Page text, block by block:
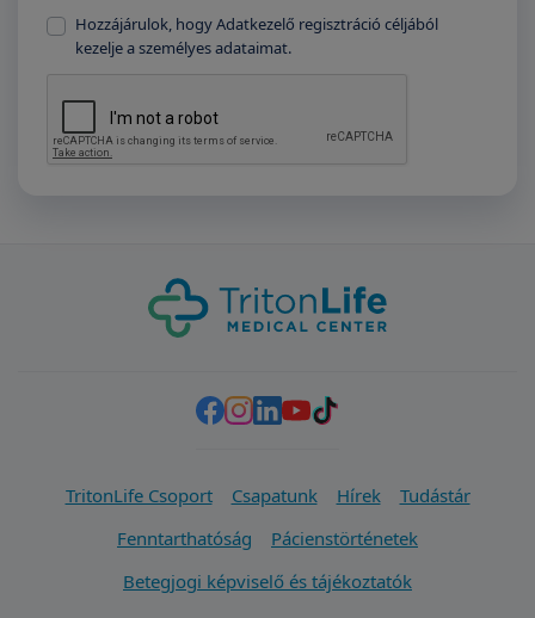
Hozzájárulok, hogy Adatkezelő regisztráció céljából
kezelje a személyes adataimat.
TritonLife Csoport Csapatunk Hírek
Tudástár
Fenntarthatóság
Pácienstörténetek
Betegjogi képviselő és tájékoztatók